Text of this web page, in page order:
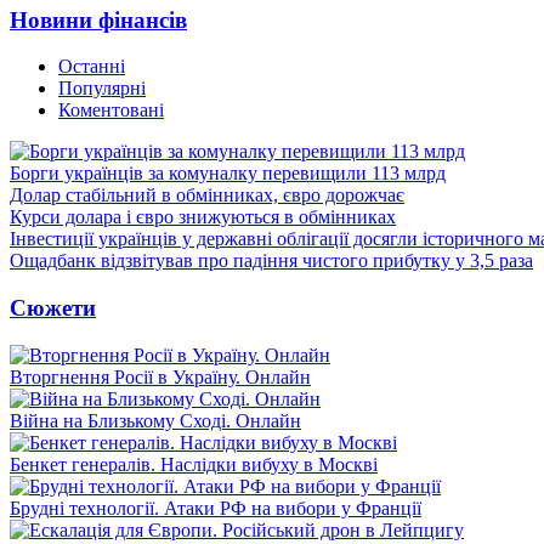
Новини фінансів
Останні
Популярні
Коментовані
Борги українців за комуналку перевищили 113 млрд
Долар стабільний в обмінниках, євро дорожчає
Курси долара і євро знижуються в обмінниках
Інвестиції українців у державні облігації досягли історичного
Ощадбанк відзвітував про падіння чистого прибутку у 3,5 раза
Сюжети
Вторгнення Росії в Україну. Онлайн
Війна на Близькому Сході. Онлайн
Бенкет генералів. Наслідки вибуху в Москві
Брудні технології. Атаки РФ на вибори у Франції